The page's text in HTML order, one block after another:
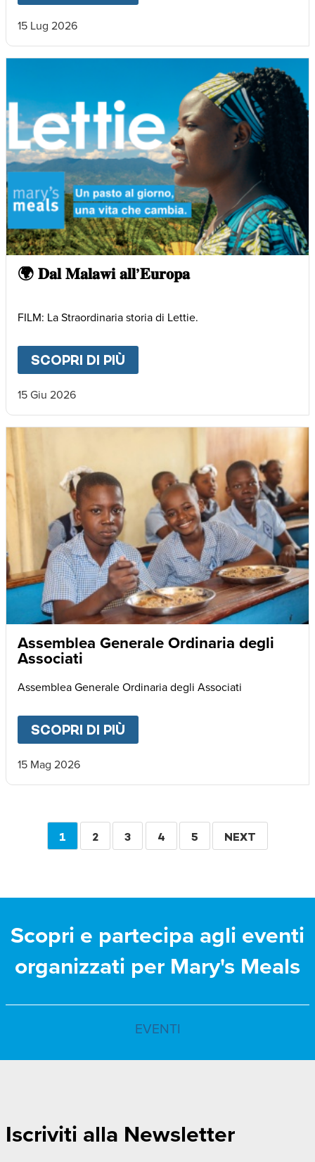
15 Lug 2026
🌍 𝐃𝐚𝐥 𝐌𝐚𝐥𝐚𝐰𝐢 𝐚𝐥𝐥’𝐄𝐮𝐫𝐨𝐩𝐚
FILM: La Straordinaria storia di Lettie.
SCOPRI DI PIÙ
15 Giu 2026
Assemblea Generale Ordinaria degli
Associati
Assemblea Generale Ordinaria degli Associati
SCOPRI DI PIÙ
15 Mag 2026
Paginazione
PAGINA
1 PAGINA
2 PAGINA
3 PAGINA
4 PAGINA
5
PAGINA
NEXT
Scopri e partecipa agli eventi
organizzati per Mary's Meals
EVENTI
Iscriviti alla Newsletter